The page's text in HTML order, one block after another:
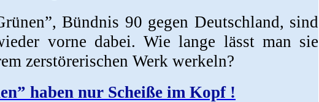
Bündnis 90 gegen Deutschland, sind
vorne dabei. Wie lange lässt man sie
zerstörerischen Werk werkeln?
haben nur Scheiße im Kopf !